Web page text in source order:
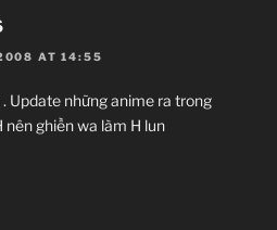
AT 14:55
Update những anime ra trong
nên ghiền wa làm H lun